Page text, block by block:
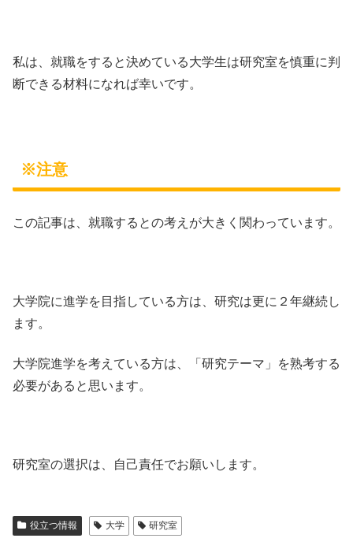
私は、就職をすると決めている大学生は研究室を慎重に判
断できる材料になれば幸いです。
※注意
この記事は、就職するとの考えが大きく関わっています。
大学院に進学を目指している方は、研究は更に２年継続し
ます。
大学院進学を考えている方は、「研究テーマ」を熟考する
必要があると思います。
研究室の選択は、自己責任でお願いします。
役立つ情報 大学 研究室